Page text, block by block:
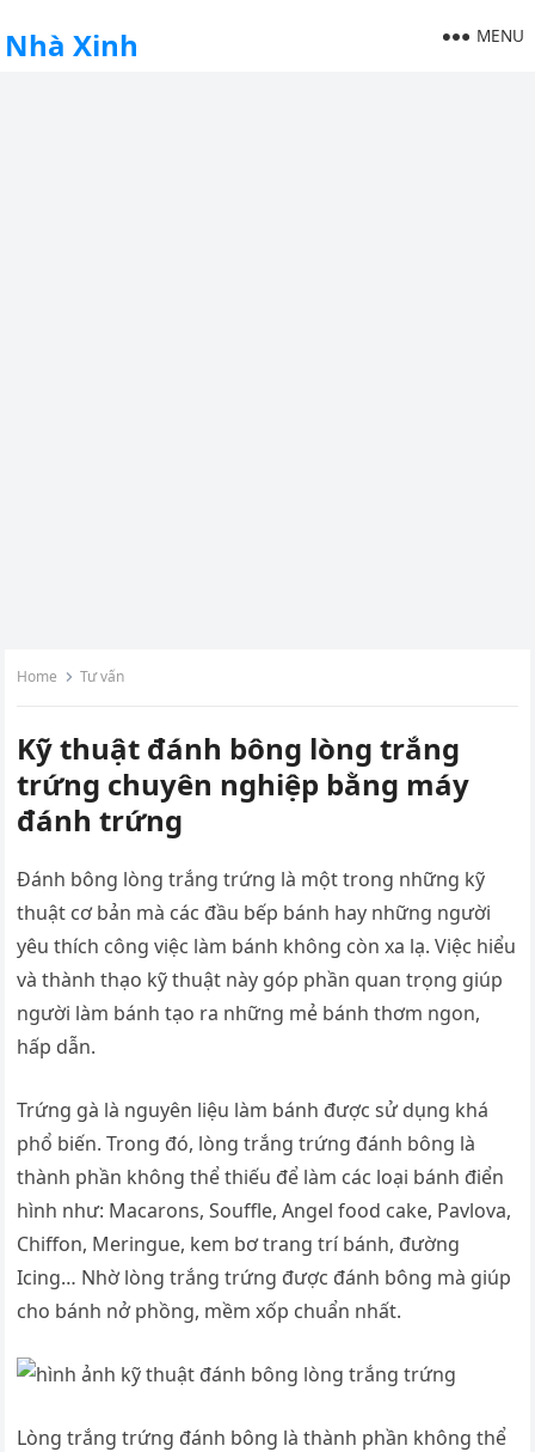
Nhà Xinh MENU
Home Tư vấn
Kỹ thuật đánh bông lòng trắng
trứng chuyên nghiệp bằng máy
đánh trứng
Đánh bông lòng trắng trứng là một trong những kỹ
thuật cơ bản mà các đầu bếp bánh hay những người
yêu thích công việc làm bánh không còn xa lạ. Việc hiểu
và thành thạo kỹ thuật này góp phần quan trọng giúp
người làm bánh tạo ra những mẻ bánh thơm ngon,
hấp dẫn.
Trứng gà là nguyên liệu làm bánh được sử dụng khá
phổ biến. Trong đó, lòng trắng trứng đánh bông là
thành phần không thể thiếu để làm các loại bánh điển
hình như: Macarons, Souffle, Angel food cake, Pavlova,
Chiffon, Meringue, kem bơ trang trí bánh, đường
Icing… Nhờ lòng trắng trứng được đánh bông mà giúp
cho bánh nở phồng, mềm xốp chuẩn nhất.
Lòng trắng trứng đánh bông là thành phần không thể